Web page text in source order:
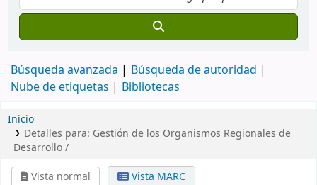
Búsqueda avanzada
Búsqueda de autoridad
Nube de etiquetas
Bibliotecas
Inicio
Detalles para: Gestión de los Organismos Regionales de
Desarrollo /
Vista normal
Vista MARC